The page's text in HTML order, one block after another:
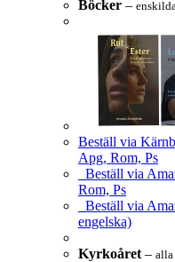
Böcker –
Beställ via
Apg, Rom, Ps
Beställ via
Rom, Ps
Beställ via
engelska)
Kyrkoåret – alla